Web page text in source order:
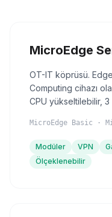
MicroEdge
OT-IT köprüsü.
Computing cihazı
CPU yükseltilebilir,
MicroEdge Basic ·
Modüler VPN
Ölçeklenebilir